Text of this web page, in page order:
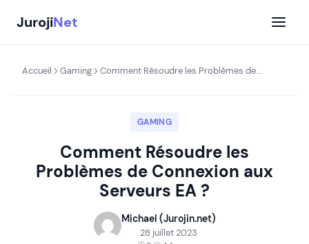
contenu
JurojiNet
Accueil Gaming Comment Résoudre les Problèmes de...
GAMING
Comment Résoudre les
Problèmes de Connexion aux
Serveurs EA ?
Michael (Jurojin.net)
28 juillet 2023